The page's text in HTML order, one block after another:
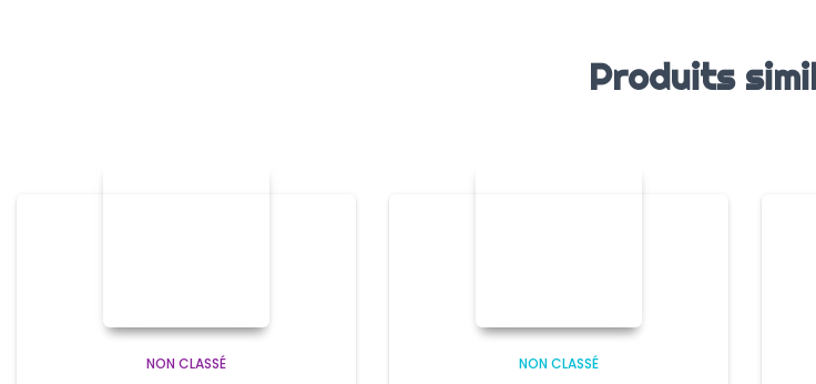
Produits
NON CLASSÉ NON CLASSÉ